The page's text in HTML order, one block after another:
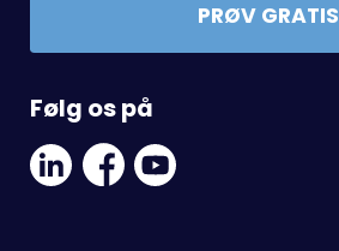
PRØV GRATIS
Følg os på
Linkedin
Social
Link
Facebook
Social
Link
Youtube
Link